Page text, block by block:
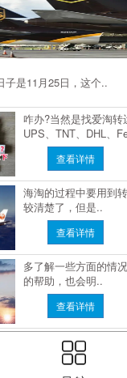
子是11月25日，这个..
咋办?当然是找爱淘转
UPS、TNT、DHL、
查看详情
海淘的过程中要用到
较清楚了，但是..
查看详情
多了解一些方面的情
的帮助，也会明..
查看详情